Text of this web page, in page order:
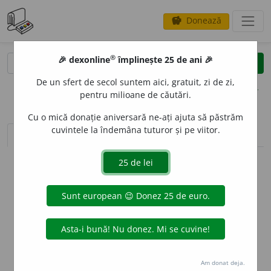
savings Donează
clear
opțiuni
sinteza definițiilor (1) definiții (31) declinări
info
Aceste definiții sunt compilate de
echipa dexonline. Definițiile
originale se află pe filadefiniții.
preferințe
🎉 dexonline® împlinește 25 de ani 🎉
De un sfert de secol suntem aici, gratuit, zi de zi,
pentru milioane de căutări.
Cu o mică donație aniversară ne-ați ajuta să păstrăm
cuvintele la îndemâna tuturor și pe viitor.
Am donat deja.